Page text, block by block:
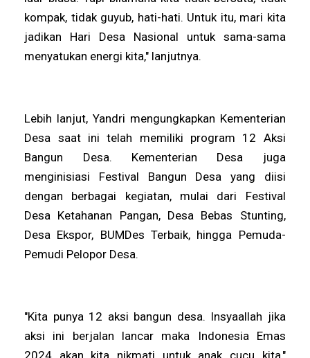
kompak, tidak guyub, hati-hati. Untuk itu, mari kita
jadikan Hari Desa Nasional untuk sama-sama
menyatukan energi kita," lanjutnya.
Lebih lanjut, Yandri mengungkapkan Kementerian
Desa saat ini telah memiliki program 12 Aksi
Bangun Desa. Kementerian Desa juga
menginisiasi Festival Bangun Desa yang diisi
dengan berbagai kegiatan, mulai dari Festival
Desa Ketahanan Pangan, Desa Bebas Stunting,
Desa Ekspor, BUMDes Terbaik, hingga Pemuda-
Pemudi Pelopor Desa.
"Kita punya 12 aksi bangun desa. Insyaallah jika
aksi ini berjalan lancar maka Indonesia Emas
2024 akan kita nikmati untuk anak cucu kita,"